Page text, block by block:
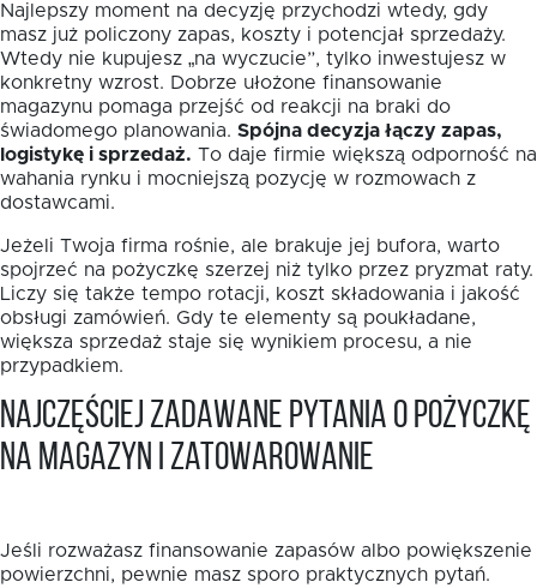
Najlepszy moment na decyzję przychodzi wtedy, gdy
masz już policzony zapas, koszty i potencjał sprzedaży.
Wtedy nie kupujesz „na wyczucie”, tylko inwestujesz w
konkretny wzrost. Dobrze ułożone finansowanie
magazynu pomaga przejść od reakcji na braki do
świadomego planowania. Spójna decyzja łączy zapas,
logistykę i sprzedaż. To daje firmie większą odporność na
wahania rynku i mocniejszą pozycję w rozmowach z
dostawcami.
Jeżeli Twoja firma rośnie, ale brakuje jej bufora, warto
spojrzeć na pożyczkę szerzej niż tylko przez pryzmat raty.
Liczy się także tempo rotacji, koszt składowania i jakość
obsługi zamówień. Gdy te elementy są poukładane,
większa sprzedaż staje się wynikiem procesu, a nie
przypadkiem.
Najczęściej zadawane pytania o pożyczkę
na magazyn i zatowarowanie
Jeśli rozważasz finansowanie zapasów albo powiększenie
powierzchni, pewnie masz sporo praktycznych pytań.